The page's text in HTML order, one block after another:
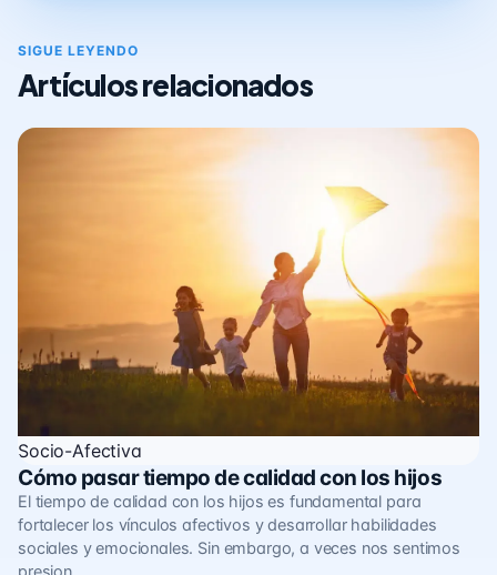
SIGUE LEYENDO
Artículos relacionados
Socio-Afectiva
Cómo pasar tiempo de calidad con los hijos
El tiempo de calidad con los hijos es fundamental para
fortalecer los vínculos afectivos y desarrollar habilidades
sociales y emocionales. Sin embargo, a veces nos sentimos